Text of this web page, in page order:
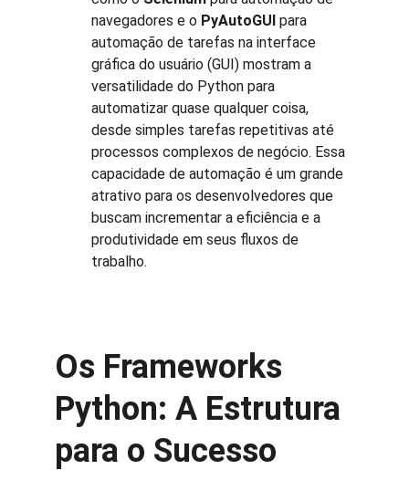
navegadores e o PyAutoGUI para
automação de tarefas na interface
gráfica do usuário (GUI) mostram a
versatilidade do Python para
automatizar quase qualquer coisa,
desde simples tarefas repetitivas até
processos complexos de negócio. Essa
capacidade de automação é um grande
atrativo para os desenvolvedores que
buscam incrementar a eficiência e a
produtividade em seus fluxos de
trabalho.
Os Frameworks
Python: A Estrutura
para o Sucesso